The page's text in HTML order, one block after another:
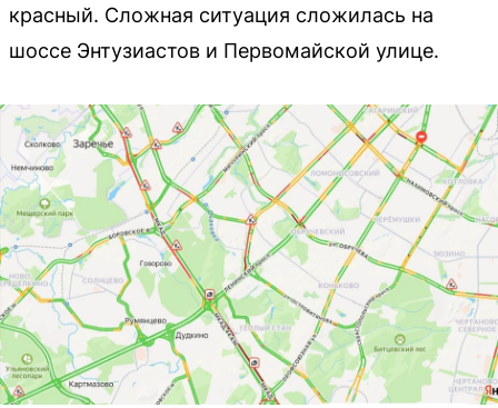
красный. Сложная ситуация сложилась на
шоссе Энтузиастов и Первомайской улице.